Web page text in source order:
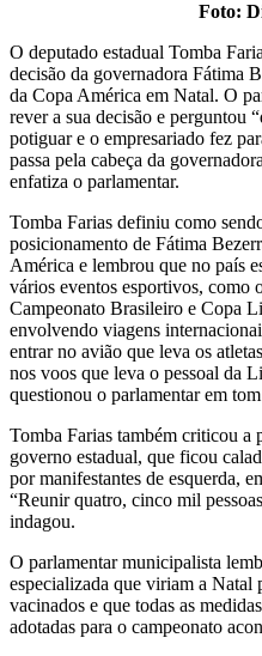
Foto:
O deputado estadual Tomba
decisão da governadora Fátima
da Copa América em Natal. O
rever a sua decisão e perguntou
potiguar e o empresariado fez
passa pela cabeça da
enfatiza o parlamentar.
Tomba Farias definiu como
posicionamento de Fátima
América e lembrou que no país
vários eventos esportivos, como
Campeonato Brasileiro e Copa
envolvendo viagens
entrar no avião que leva os
nos voos que leva o pessoal da
questionou o parlamentar em
Tomba Farias também criticou
governo estadual, que ficou
por manifestantes de esquerda,
“Reunir quatro, cinco mil
indagou.
O parlamentar municipalista
especializada que viriam a Natal
vacinados e que todas as
adotadas para o campeonato